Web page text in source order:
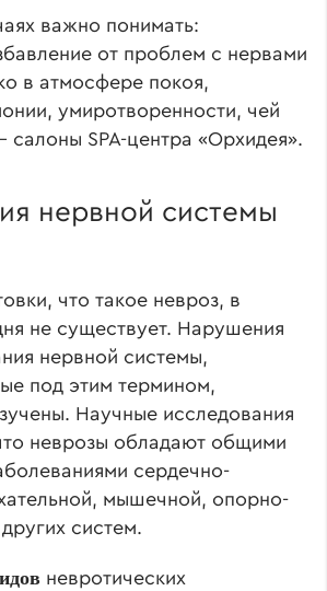
важно понимать:
от проблем с нервами
в атмосфере покоя,
умиротворенности, чей
SPA-центра «Орхидея».
нервной системы
что такое невроз, в
не существует. Нарушения
нервной системы,
под этим термином,
Научные исследования
неврозы обладают общими
сердечно-
мышечной, опорно-
систем.
невротических